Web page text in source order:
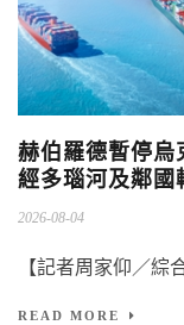
赫伯羅德暫停烏
經多瑙河及鄰國
2026-08-04
【記者周家仰／綜
READ MORE